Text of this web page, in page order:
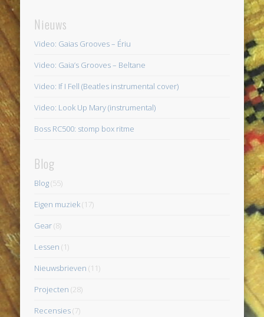
Nieuws
Video: Gaias Grooves – Ériu
Video: Gaia’s Grooves – Beltane
Video: If I Fell (Beatles instrumental cover)
Video: Look Up Mary (instrumental)
Boss RC500: stomp box ritme
Blog
Blog(55)
Eigen muziek(17)
Gear(8)
Lessen (1)
Nieuwsbrieven (11)
Projecten (28)
Recensies(7)